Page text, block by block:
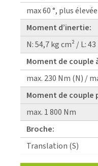
max 60 °, plus
Moment d’inertie:
N: 54,7 kg cm² / L:
Moment de couple
max. 230 Nm (N) /
Moment de couple
max. 1 800 Nm
Broche:
Translation (S)